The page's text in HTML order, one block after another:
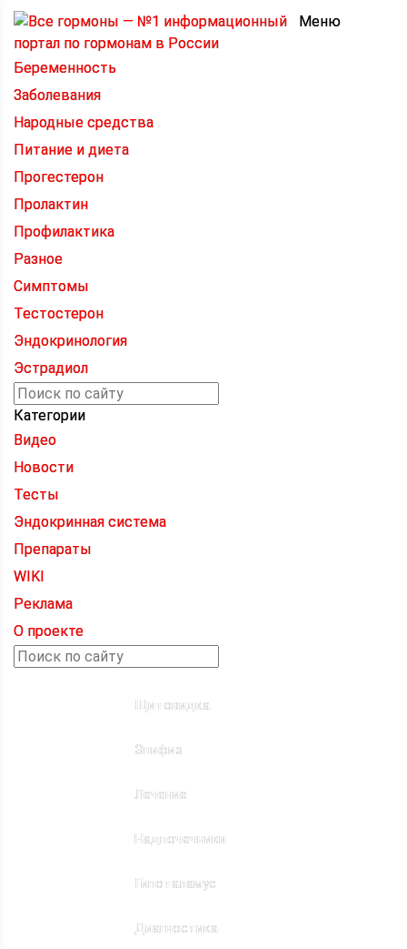
Меню
Беременность
Заболевания
Народные средства
Питание и диета
Прогестерон
Пролактин
Профилактика
Разное
Симптомы
Тестостерон
Эндокринология
Эстрадиол
Категории
Видео
Новости
Тесты
Эндокринная система
Препараты
WIKI
Реклама
О проекте
Щитовидка
Эпифиз
Лечение
Надпочечники
Гипоталамус
Диагностика